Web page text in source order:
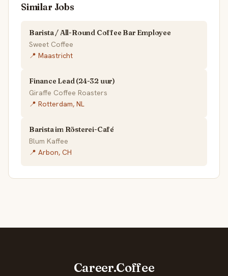
Similar Jobs
Barista / All-Round Coffee Bar Employee
Sweet Coffee
📍 Maastricht
Finance Lead (24-32 uur)
Giraffe Coffee Roasters
📍 Rotterdam, NL
Barista im Rösterei-Café
Blum Kaffee
📍 Arbon, CH
Career.Coffee